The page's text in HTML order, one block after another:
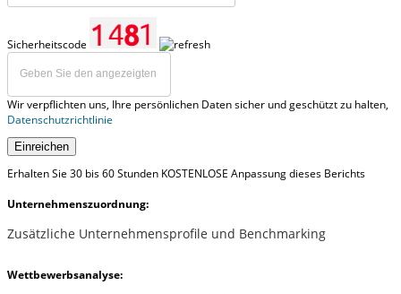
Sicherheitscode
Wir verpflichten uns, Ihre persönlichen Daten sicher und geschützt zu halten,
Datenschutzrichtlinie
Einreichen
Erhalten Sie 30 bis 60 Stunden KOSTENLOSE Anpassung dieses Berichts
Unternehmenszuordnung:
Zusätzliche Unternehmensprofile und Benchmarking
Wettbewerbsanalyse: